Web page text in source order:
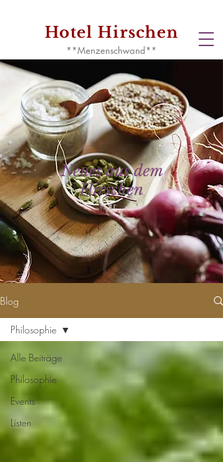
Hotel Hirschen
**Menzenschwand**
Neues aus dem
Hirschen
Blog
Alle Beiträge
Philosophie
Events
Listen
Philosophie